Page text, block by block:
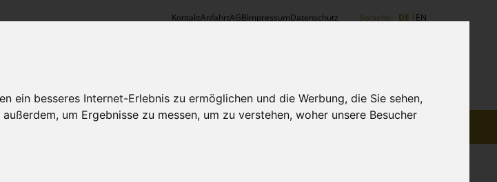
ein besseres Internet-Erlebnis zu ermöglichen und die Werbung, die Sie sehen,
um Ergebnisse zu messen, um zu verstehen, woher unsere Besucher
KontaktAnfahrtAGBImpressumDatenschutz Sprache: DE EN